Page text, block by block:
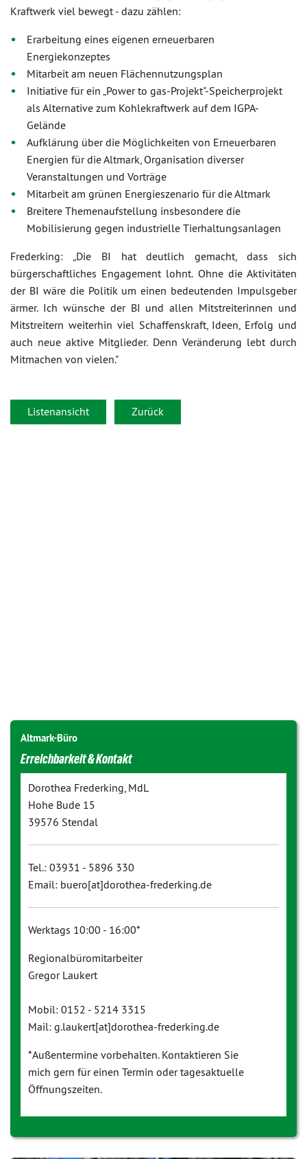
Kraftwerk viel bewegt - dazu zählen:
Erarbeitung eines eigenen erneuerbaren
Energiekonzeptes
Mitarbeit am neuen Flächennutzungsplan
Initiative für ein „Power to gas-Projekt"-Speicherprojekt
als Alternative zum Kohlekraftwerk auf dem IGPA-
Gelände
Aufklärung über die Möglichkeiten von Erneuerbaren
Energien für die Altmark, Organisation diverser
Veranstaltungen und Vorträge
Mitarbeit am grünen Energieszenario für die Altmark
Breitere Themenaufstellung insbesondere die
Mobilisierung gegen industrielle Tierhaltungsanlagen
Frederking: „Die BI hat deutlich gemacht, dass sich
bürgerschaftliches Engagement lohnt. Ohne die Aktivitäten
der BI wäre die Politik um einen bedeutenden Impulsgeber
ärmer. Ich wünsche der BI und allen Mitstreiterinnen und
Mitstreitern weiterhin viel Schaffenskraft, Ideen, Erfolg und
auch neue aktive Mitglieder. Denn Veränderung lebt durch
Mitmachen von vielen."
Listenansicht Zurück
Altmark-Büro
Erreichbarkeit & Kontakt
Dorothea Frederking, MdL
Hohe Bude 15
39576 Stendal
Tel.: 03931 - 5896 330
Email: buero[at]dorothea-frederking.de
Werktags 10:00 - 16:00*
Regionalbüromitarbeiter
Gregor Laukert
Mobil: 0152 - 5214 3315
Mail: g.laukert[at]dorothea-frederking.de
*Außentermine vorbehalten. Kontaktieren Sie
mich gern für einen Termin oder tagesaktuelle
Öffnungszeiten.